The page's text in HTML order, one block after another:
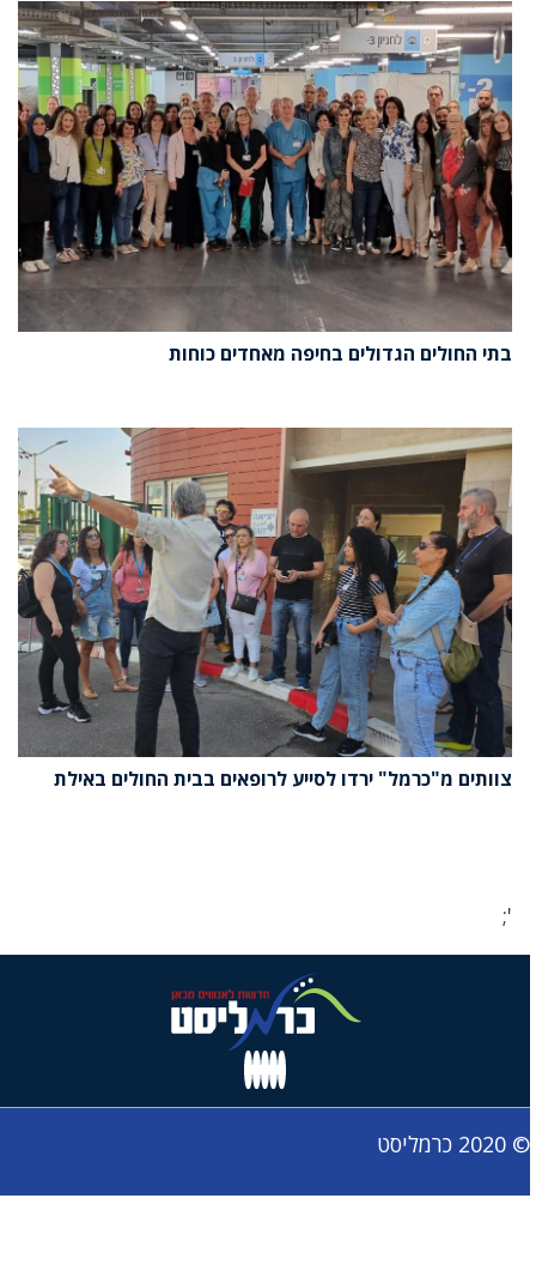
בתי החולים הגדולים בחיפה מאחדים כוחות
צוותים מ"כרמל" ירדו לסייע לרופאים בבית החולים באילת
';
© 2020 כרמליסט